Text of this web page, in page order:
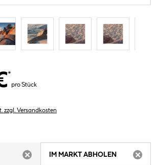
*
pro Stück
zzgl. Versandkosten
IM MARKT ABHOLEN